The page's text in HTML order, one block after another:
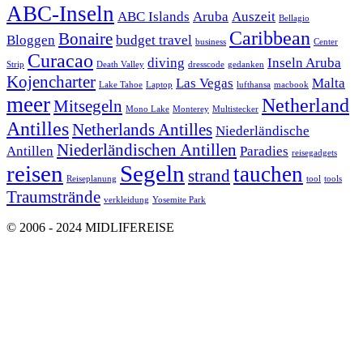
ABC-Inseln ABC Islands Aruba Auszeit Bellagio
Bloggen Bonaire budget travel business Caribbean Center
Strip Curacao Death Valley diving dresscode gedanken Inseln Aruba
Kojencharter Lake Tahoe Laptop Las Vegas lufthansa macbook Malta
meerMitsegeln Mono Lake Monterey Multistecker Netherland
AntillesNetherlands Antilles Niederländische
Antillen Niederländischen Antillen Paradies reisegadgets
reisen Reiseplanung Segeln strand tauchen tool tools
Traumstrände verkleidung Yosemite Park
© 2006 - 2024 MIDLIFEREISE